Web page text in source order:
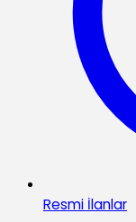
Resmi İlanlar